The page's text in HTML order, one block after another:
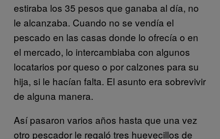
estiraba los 35 pesos que ganaba al día, no
le alcanzaba. Cuando no se vendía el
pescado en las casas donde lo ofrecía o en
el mercado, lo intercambiaba con algunos
locatarios por queso o por calzones para su
hija, si le hacían falta. El asunto era sobrevivir
de alguna manera.
Así pasaron varios años hasta que una vez
otro pescador le regaló tres huevecillos de